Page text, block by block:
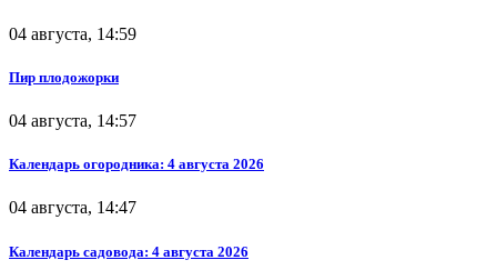
04 августа, 14:59
Пир плодожорки
04 августа, 14:57
Календарь огородника: 4 августа 2026
04 августа, 14:47
Календарь садовода: 4 августа 2026